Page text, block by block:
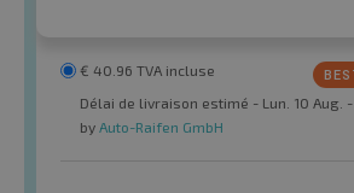
€ 40.96 TVA incluse
Délai de livraison estimé - Lun. 10 Aug. -
by Auto-Raifen GmbH